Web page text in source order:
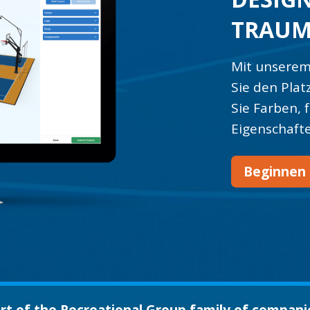
Mit
Sie den
Sie Farben,